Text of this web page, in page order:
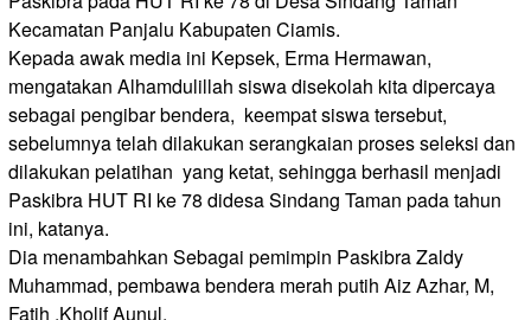
Kecamatan Panjalu Kabupaten Ciamis.
Kepada awak media ini Kepsek, Erma Hermawan,
mengatakan Alhamdulillah siswa disekolah kita dipercaya
sebagai pengibar bendera, keempat siswa tersebut,
sebelumnya telah dilakukan serangkaian proses seleksi dan
dilakukan pelatihan yang ketat, sehingga berhasil menjadi
Paskibra HUT RI ke 78 didesa Sindang Taman pada tahun
ini, katanya.
Dia menambahkan Sebagai pemimpin Paskibra Zaldy
Muhammad, pembawa bendera merah putih Aiz Azhar, M,
Fatih ,Kholif Aunul.